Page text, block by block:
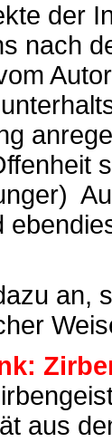
der
nach
an,
aus